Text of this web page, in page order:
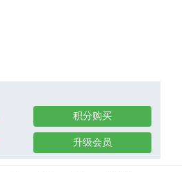
积分购买
升级会员